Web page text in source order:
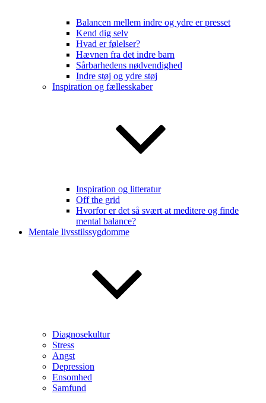
Balancen mellem indre og ydre er presset
Kend dig selv
Hvad er følelser?
Hævnen fra det indre barn
Sårbarhedens nødvendighed
Indre støj og ydre støj
Inspiration og fællesskaber
Inspiration og litteratur
Off the grid
Hvorfor er det så svært at meditere og finde
mental balance?
Mentale livsstilssygdomme
Diagnosekultur
Stress
Angst
Depression
Ensomhed
Samfund